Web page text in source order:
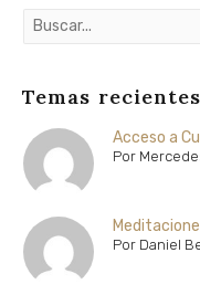
Temas recientes
Acceso a
Por
Por Daniel